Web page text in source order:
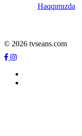
Haqqımızda
© 2026 tvseans.com